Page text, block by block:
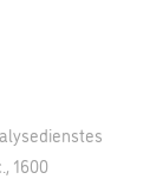
1600